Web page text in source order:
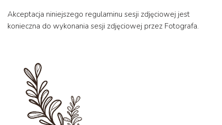
Akceptacja niniejszego regulaminu sesji zdjęciowej jest
konieczna do wykonania sesji zdjęciowej przez Fotografa.